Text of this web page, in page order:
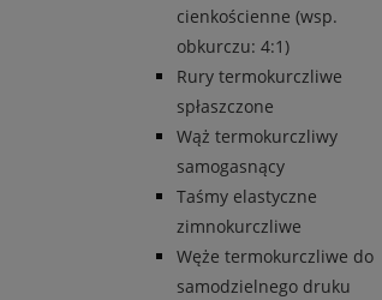
cienkościenne (wsp.
obkurczu: 4:1)
Rury termokurczliwe
spłaszczone
Wąż termokurczliwy
samogasnący
Taśmy elastyczne
zimnokurczliwe
Węże termokurczliwe do
samodzielnego druku